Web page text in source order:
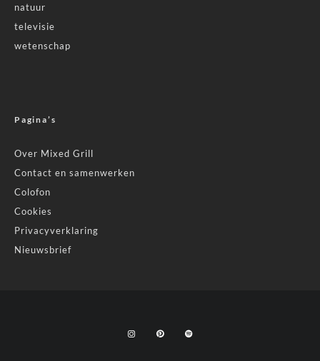
natuur
televisie
wetenschap
Pagina’s
Over Mixed Grill
Contact en samenwerken
Colofon
Cookies
Privacyverklaring
Nieuwsbrief